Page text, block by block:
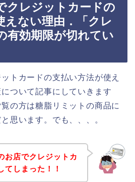
クレジットカードの
えない理由．「クレ
有効期限が切れてい
トカードの支払い方法が使え
ついて記事にしていきます
の方は糖脂リミットの商品に
思います。でも、、、。
お店でクレジットカ
てしまった！！